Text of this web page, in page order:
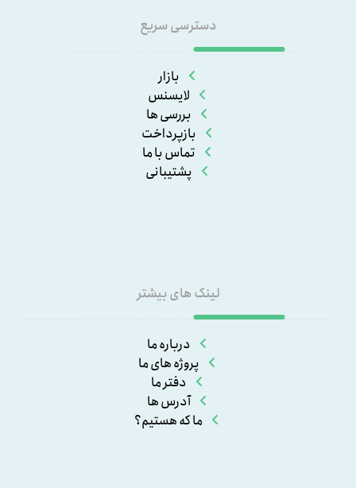
دسترسی سریع
بازار
لایسنس
بررسی ها
بازپرداخت
تماس با ما
پشتیبانی
لینک های بیشتر
درباره ما
پروژه های ما
دفتر ما
آدرس ها
ما که هستیم؟